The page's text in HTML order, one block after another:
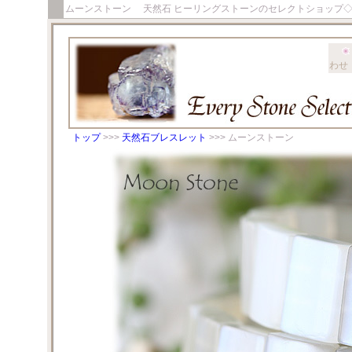
ムーンストーン 天然石 ヒーリングストーンのセレクトショップ
わせ
トップ>>> 天然石ブレスレット >>> ムーンストーン